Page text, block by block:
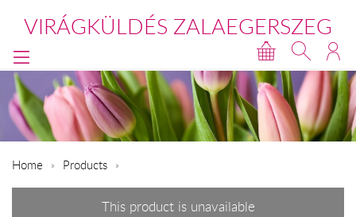
VIRÁGKÜLDÉS ZALAEGERSZEG
Home Products
This product is unavailable